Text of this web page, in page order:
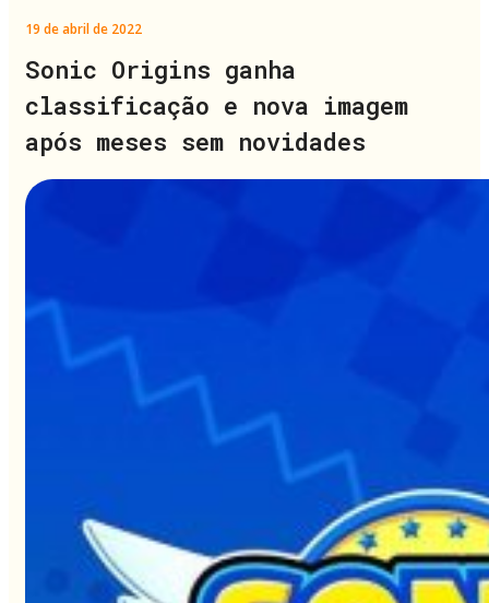
19 de abril de 2022
Sonic Origins ganha
classificação e nova imagem
após meses sem novidades